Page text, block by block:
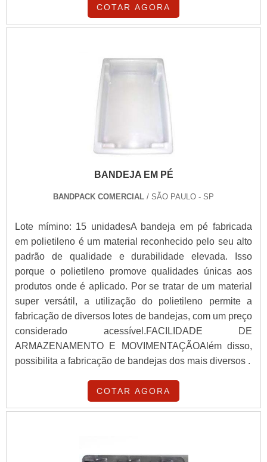
COTAR AGORA
BANDEJA EM PÉ
BANDPACK COMERCIAL / SÃO PAULO - SP
Lote mímino: 15 unidadesA bandeja em pé fabricada
em polietileno é um material reconhecido pelo seu alto
padrão de qualidade e durabilidade elevada. Isso
porque o polietileno promove qualidades únicas aos
produtos onde é aplicado. Por se tratar de um material
super versátil, a utilização do polietileno permite a
fabricação de diversos lotes de bandejas, com um preço
considerado acessível.FACILIDADE DE
ARMAZENAMENTO E MOVIMENTAÇÃOAlém disso,
possibilita a fabricação de bandejas dos mais diversos .
COTAR AGORA